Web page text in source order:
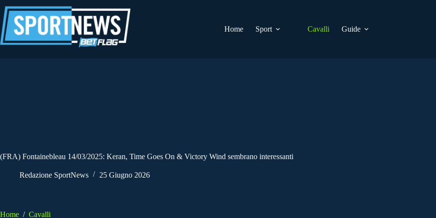
al
contenuto
Home
Sport Cavalli Guide
(FRA) Fontainebleau 14/03/2025: Keran, Time Goes On & Victory Wind sembrano interessanti
Redazione SportNews 25 Giugno 2026
Home / Cavalli